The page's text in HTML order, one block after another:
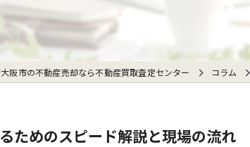
阪市の不動産売却なら不動産買取査定センター コラム
ためのスピード解説と現場の流れ